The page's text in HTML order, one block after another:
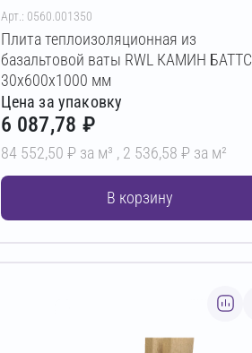
Арт.: 0560.001350
Плита теплоизоляционная из
базальтовой ваты RWL КАМИН БАТТС
30х600х1000 мм
Цена за упаковку
6 087,78 ₽
84 552,50 ₽ за м³ , 2 536,58 ₽ за м²
В корзину